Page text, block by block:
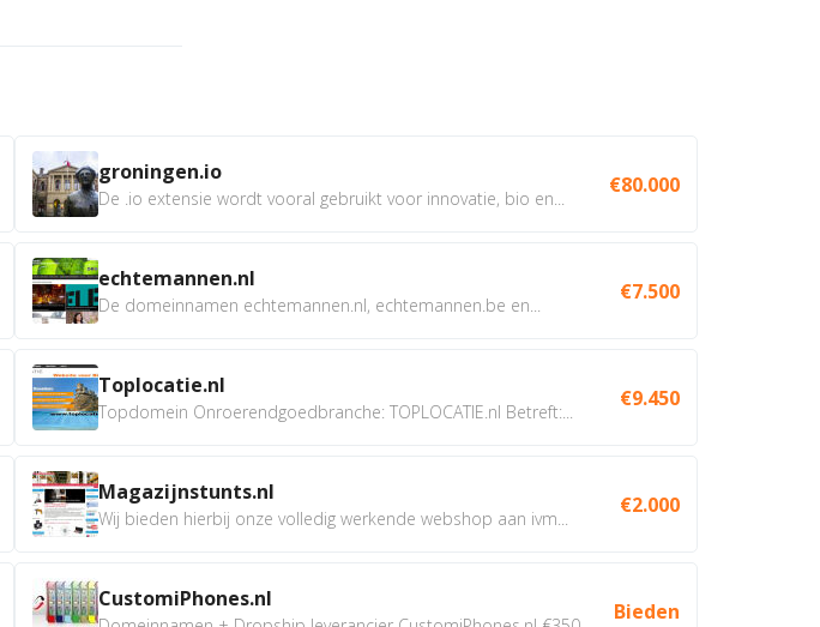
groningen.io
De .io extensie wordt vooral gebruikt voor innovatie, bio en...
€80.000
echtemannen.nl
De domeinnamen echtemannen.nl, echtemannen.be en...
€7.500
Toplocatie.nl
Topdomein Onroerendgoedbranche: TOPLOCATIE.nl Betreft:...
€9.450
Magazijnstunts.nl
Wij bieden hierbij onze volledig werkende webshop aan ivm...
€2.000
CustomiPhones.nl Bieden